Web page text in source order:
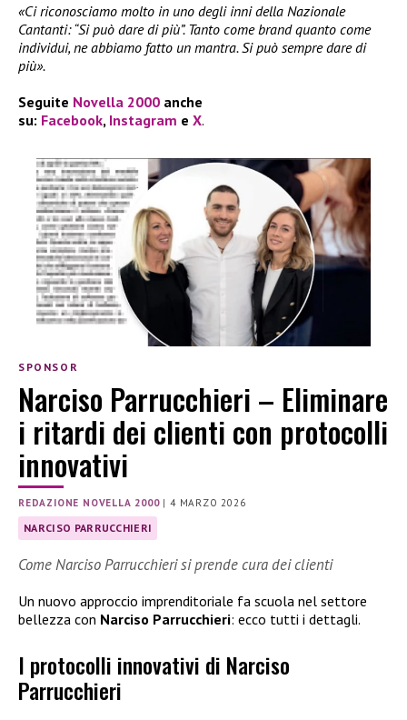
«Ci riconosciamo molto in uno degli inni della Nazionale
Cantanti: “Si può dare di più”. Tanto come brand quanto come
individui, ne abbiamo fatto un mantra. Si può sempre dare di
più».
Seguite Novella 2000 anche
su: Facebook, Instagram e X.
SPONSOR
Narciso Parrucchieri – Eliminare
i ritardi dei clienti con protocolli
innovativi
REDAZIONE NOVELLA 2000|4 MARZO 2026
NARCISO PARRUCCHIERI
Come Narciso Parrucchieri si prende cura dei clienti
Un nuovo approccio imprenditoriale fa scuola nel settore
bellezza con Narciso Parrucchieri: ecco tutti i dettagli.
I protocolli innovativi di Narciso
Parrucchieri